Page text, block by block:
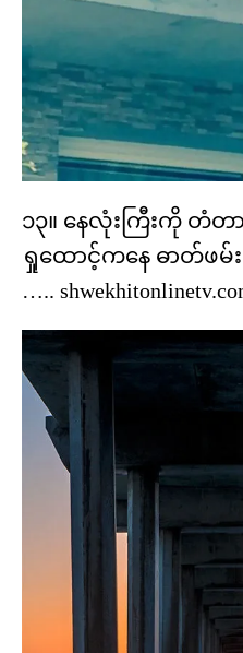
၁၃။ နေလုံးကြီးကို တံတ
ရှုထောင့်ကနေ ဓာတ်ဖမ်
…..